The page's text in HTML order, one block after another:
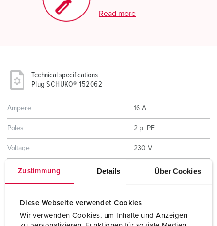
Zustimmung Details Über Cookies
Diese Webseite verwendet Cookies
Wir verwenden Cookies, um Inhalte und Anzeigen
Read more
Technical specifications
Plug SCHUKO® 152062
Ampere 16 A
Poles 2 p+PE
Voltage 230 V
Connection technology Screw terminals